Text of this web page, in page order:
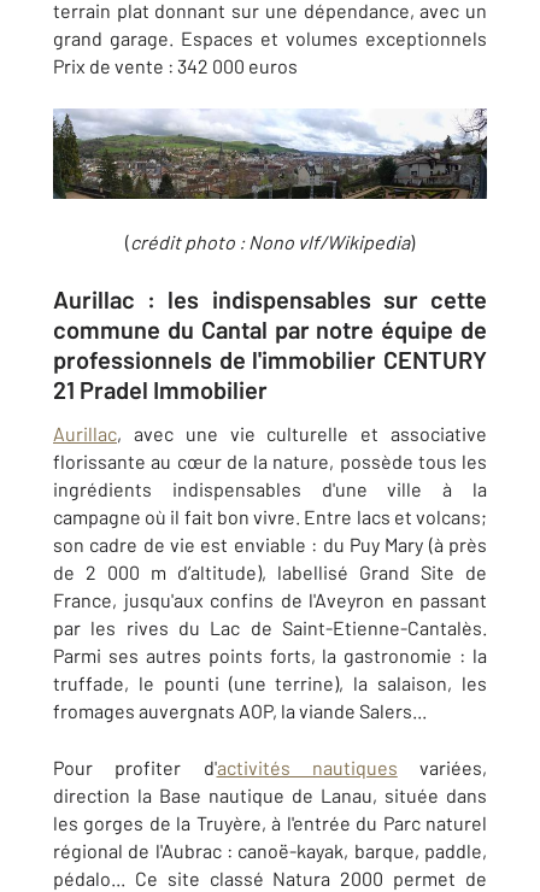
terrain plat donnant sur une dépendance, avec un
grand garage. Espaces et volumes exceptionnels
Prix de vente : 342 000 euros
(crédit photo : Nono vlf/Wikipedia)
Aurillac : les indispensables sur cette
commune du Cantal par notre équipe de
professionnels de l'immobilier CENTURY
21 Pradel Immobilier
Aurillac, avec une vie culturelle et associative
florissante au cœur de la nature, possède tous les
ingrédients indispensables d'une ville à la
campagne où il fait bon vivre. Entre lacs et volcans;
son cadre de vie est enviable : du Puy Mary (à près
de 2 000 m d’altitude), labellisé Grand Site de
France, jusqu'aux confins de l'Aveyron en passant
par les rives du Lac de Saint-Etienne-Cantalès.
Parmi ses autres points forts, la gastronomie : la
truffade, le pounti (une terrine), la salaison, les
fromages auvergnats AOP, la viande Salers...
Pour profiter d'activités nautiques variées,
direction la Base nautique de Lanau, située dans
les gorges de la Truyère, à l'entrée du Parc naturel
régional de l'Aubrac : canoë-kayak, barque, paddle,
pédalo... Ce site classé Natura 2000 permet de